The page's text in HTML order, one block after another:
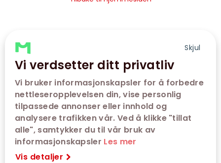
Skjul
Vi verdsetter ditt privatliv
Vi bruker informasjonskapsler for å forbedre
nettleseropplevelsen din, vise personlig
tilpassede annonser eller innhold og
analysere trafikken vår. Ved å klikke "tillat
alle", samtykker du til vår bruk av
informasjonskapsler Les mer
Vis detaljer